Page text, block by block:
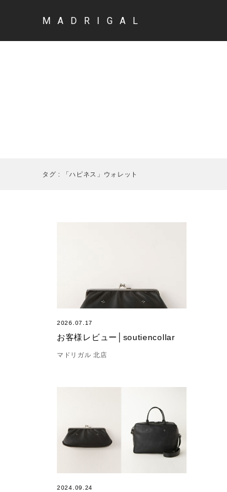
MADRIGAL
タグ : 「ハピネス」ウォレット
2026.07.17
お客様レビュー│soutiencollar
マドリガル 北店
2024.09.24